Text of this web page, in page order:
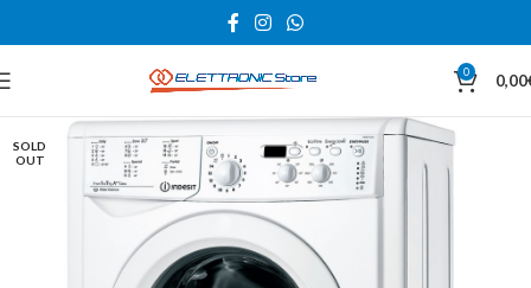
0 0,00
SOLD
OUT